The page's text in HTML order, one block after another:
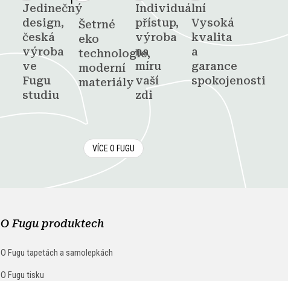
Jedinečný
design,
česká
výroba
ve
Fugu
studiu
Šetrné
eko
technologie,
moderní
materiály
Individuální
přístup,
výroba
na
míru
vaší
zdi
Vysoká
kvalita
a
garance
spokojenosti
VÍCE O FUGU
O Fugu produktech
O Fugu tapetách a samolepkách
O Fugu tisku